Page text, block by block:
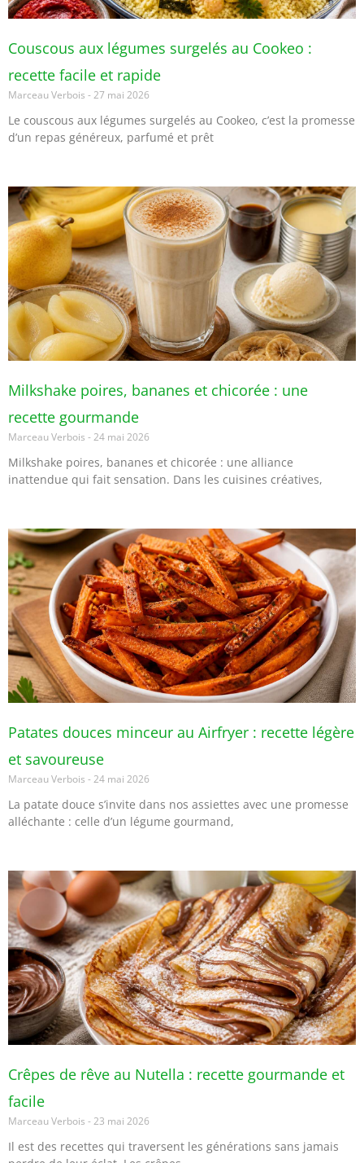
Couscous aux légumes surgelés au Cookeo :
recette facile et rapide
Marceau Verbois 27 mai 2026
Le couscous aux légumes surgelés au Cookeo, c’est la promesse
d’un repas généreux, parfumé et prêt
Milkshake poires, bananes et chicorée : une
recette gourmande
Marceau Verbois 24 mai 2026
Milkshake poires, bananes et chicorée : une alliance
inattendue qui fait sensation. Dans les cuisines créatives,
Patates douces minceur au Airfryer : recette légère
et savoureuse
Marceau Verbois 24 mai 2026
La patate douce s’invite dans nos assiettes avec une promesse
alléchante : celle d’un légume gourmand,
Crêpes de rêve au Nutella : recette gourmande et
facile
Marceau Verbois 23 mai 2026
Il est des recettes qui traversent les générations sans jamais